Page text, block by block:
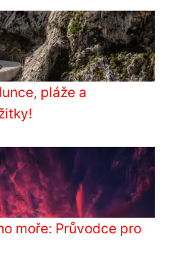
pláže a
moře: Průvodce pro